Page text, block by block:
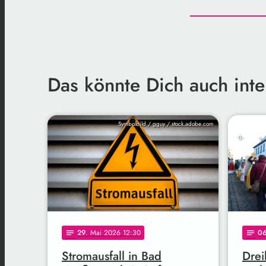
Das könnte Dich auch
Symbolbild / gguy / stock.adobe.com
notes 29. Mai 2026 12:30
Stromausfall in Bad
notes 06